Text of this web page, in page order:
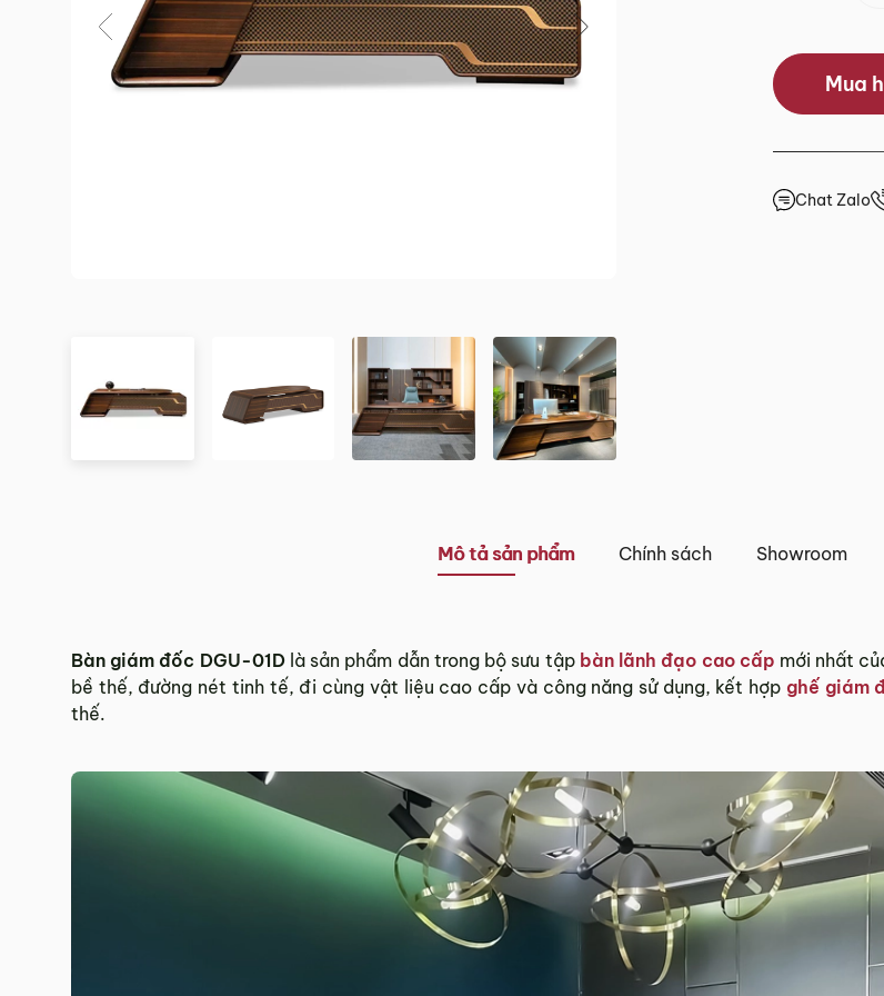
Mua
Chat Zalo
Mô tả sản phẩm Chính sách Showroom
Bàn giám đốc DGU-01Dlà sản phẩm dẫn trong bộ sưu tập bàn lãnh đạo cao cấp mới nhất
bề thế, đường nét tinh tế, đi cùng vật liệu cao cấp và công năng sử dụng, kết hợp ghế giám
thế.
3. Chính sách Giao hàng và Lắp đặt
3.1. Thời gian giao hàng
Từ 3 – 5 ngày
Thời gian giao hàng ở khu vực “Quận Ngoại Thành và Tỉnh Thành khác” không bao gồm: Chủ nhật
Miễn phí giao hàng đối với đơn hàng giá trị ≥ ­2 triệu trên tất cả các quận nội thành Hà Nội, Đà
Những đơn hàng giá trị < 2 triệu hoặc các đơn hàng ở ngoại thành sẽ tính phí, tùy khu vực nhân
3.3. Chính sách giao hàng và lắp đặt tại các tỉnh/thành phố khác
Các Tỉnh/ Thành khác ngoài khu vực Hà Nội, Đà Nẵng và TP. Hồ Chí Minh phí vận chuyển sẽ được
Phí giao hàng sẽ được MyChair thông báo và xác nhận với khách hàng trước khi tiến hành thanh
Trong quá trình vận chuyển quý khách có bất kỳ thắc mắc, phát sinh hoặc góp ý nào vui lòng liên hệ
4. Chính sách Đổi trả, Hoàn tiền
Quý khách có thể đổi/trả sản phẩm trong vòng 3 ngày kể từ ngày nhận hàng.
Số 345 – 347 Trần Phú, phường An Đông, TP.HCM
– Hotline:0942 90 2468
– Email:info@mychair.vn
Showroom mở cửa từ 8h00 – 18h30 (các ngày từ Thứ 2 đến Chủ Nhật)
(0 lượt đánh